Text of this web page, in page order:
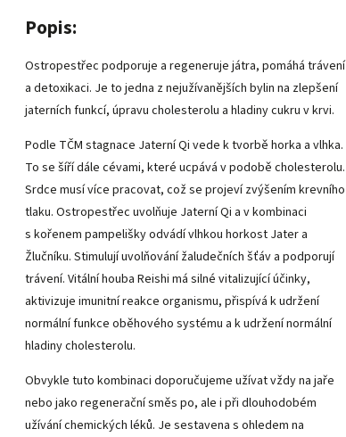
Popis:
Ostropestřec podporuje a regeneruje játra, pomáhá trávení
a detoxikaci. Je to jedna z nejužívanějších bylin na zlepšení
jaterních funkcí, úpravu cholesterolu a hladiny cukru v krvi.
Podle TČM stagnace Jaterní Qi vede k tvorbě horka a vlhka.
To se šíří dále cévami, které ucpává v podobě cholesterolu.
Srdce musí více pracovat, což se projeví zvýšením krevního
tlaku. Ostropestřec uvolňuje Jaterní Qi a v kombinaci
s kořenem pampelišky odvádí vlhkou horkost Jater a
Žlučníku. Stimulují uvolňování žaludečních šťáv a podporují
trávení. Vitální houba Reishi má silné vitalizující účinky,
aktivizuje imunitní reakce organismu, přispívá k udržení
normální funkce oběhového systému a k udržení normální
hladiny cholesterolu.
Obvykle tuto kombinaci doporučujeme užívat vždy na jaře
nebo jako regenerační směs po, ale i při dlouhodobém
užívání chemických léků. Je sestavena s ohledem na